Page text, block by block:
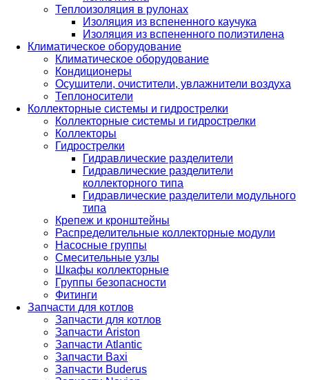
Теплоизоляция в рулонах
Изоляция из вспененного каучука
Изоляция из вспененного полиэтилена
Климатическое оборудование
Климатическое оборудование
Кондиционеры
Осушители, очистители, увлажнители воздуха
Теплоносители
Коллекторные системы и гидрострелки
Коллекторные системы и гидрострелки
Коллекторы
Гидрострелки
Гидравлические разделители
Гидравлические разделители
коллекторного типа
Гидравлические разделители модульного
типа
Крепеж и кронштейны
Распределительные коллекторные модули
Насосные группы
Смесительные узлы
Шкафы коллекторные
Группы безопасности
Фитинги
Запчасти для котлов
Запчасти для котлов
Запчасти Ariston
Запчасти Atlantic
Запчасти Baxi
Запчасти Buderus